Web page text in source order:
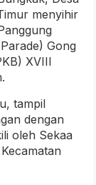
menyihir
Gong
XVIII
tampil
dengan
oleh Sekaa